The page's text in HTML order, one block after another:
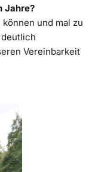
Jahre?
und mal zu
deutlich
Vereinbarkeit